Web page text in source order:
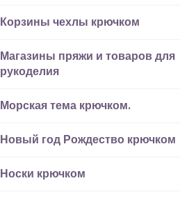
Корзины чехлы крючком
Магазины пряжи и товаров для
рукоделия
Морская тема крючком.
Новый год Рождество крючком
Носки крючком